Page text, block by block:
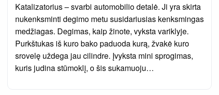
Katalizatorius – svarbi automobilio detalė. Ji yra skirta
nukenksminti degimo metu susidariusias kenksmingas
medžiagas. Degimas, kaip žinote, vyksta variklyje.
Purkštukas iš kuro bako paduoda kurą, žvakė kuro
srovelę uždega jau cilindre. Įvyksta mini sprogimas,
kuris judina stūmoklį, o šis sukamuoju…